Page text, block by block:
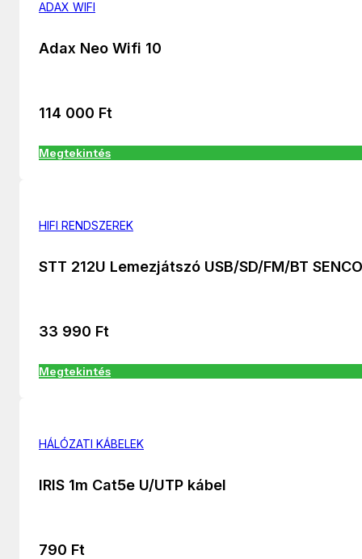
ADAX WIFI
Adax Neo Wifi 10
114 000 Ft
Megtekintés
HIFI RENDSZEREK
STT 212U Lemezjátszó USB/SD/FM/BT
33 990 Ft
Megtekintés
HÁLÓZATI KÁBELEK
IRIS 1m Cat5e U/UTP kábel
790 Ft